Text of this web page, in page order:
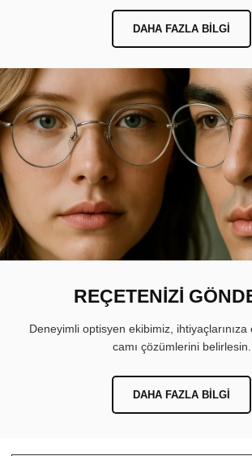
DAHA FAZLA BILGI
REÇETENİZİ
Deneyimli optisyen ekibimiz,
camı çözümlerini belirlesin.
DAHA FAZLA BILGI